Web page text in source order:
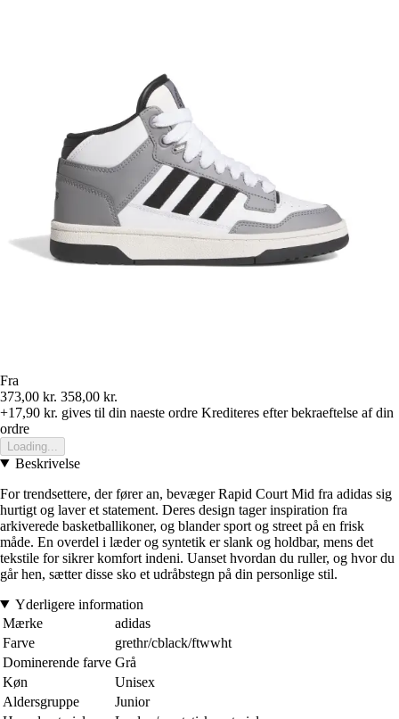
Fra
373,00 kr. 358,00 kr.
+17,90 kr. gives til din naeste ordre Krediteres efter bekraeftelse af din
ordre
Loading...
Beskrivelse
For trendsettere, der fører an, bevæger Rapid Court Mid fra adidas sig
hurtigt og laver et statement. Deres design tager inspiration fra
arkiverede basketballikoner, og blander sport og street på en frisk
måde. En overdel i læder og syntetik er slank og holdbar, mens det
tekstile for sikrer komfort indeni. Uanset hvordan du ruller, og hvor du
går hen, sætter disse sko et udråbstegn på din personlige stil.
Yderligere information
Mærke
adidas
Farve
grethr/cblack/ftwwht
Dominerende farve Grå
Køn
Unisex
Aldersgruppe
Junior